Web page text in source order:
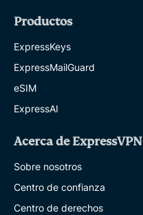
Productos
ExpressKeys
ExpressMailGuard
eSIM
ExpressAI
Acerca de ExpressVPN
Sobre nosotros
Centro de confianza
Centro de derechos